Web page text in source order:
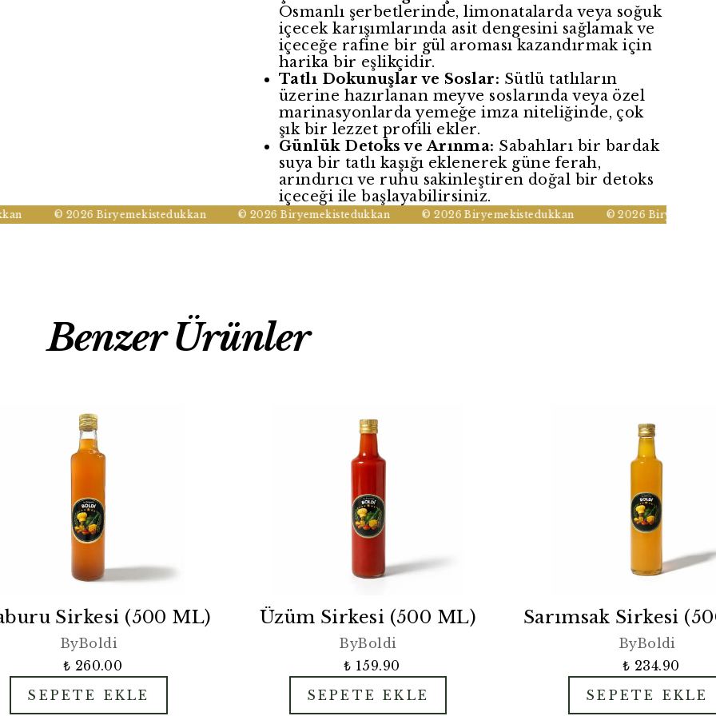
Osmanlı şerbetlerinde, limonatalarda veya soğuk
içecek karışımlarında asit dengesini sağlamak ve
içeceğe rafine bir gül aroması kazandırmak için
harika bir eşlikçidir.
Tatlı Dokunuşlar ve Soslar: Sütlü tatlıların
üzerine hazırlanan meyve soslarında veya özel
marinasyonlarda yemeğe imza niteliğinde, çok
şık bir lezzet profili ekler.
Günlük Detoks ve Arınma: Sabahları bir bardak
suya bir tatlı kaşığı eklenerek güne ferah,
arındırıcı ve ruhu sakinleştiren doğal bir detoks
içeceği ile başlayabilirsiniz.
© 2026 Biryemekistedukkan © 2026 Biryemekistedukkan © 2026 Biryemekistedukkan © 2026
Benzer Ürünler
Sirkesi (500 ML)
ByBoldi
₺ 260.00
SEPETE EKLE
Üzüm Sirkesi (500 ML)
ByBoldi
₺ 159.90
SEPETE EKLE
Sarımsak Sirkesi
ByBoldi
₺ 234.90
SEPETE EKLE